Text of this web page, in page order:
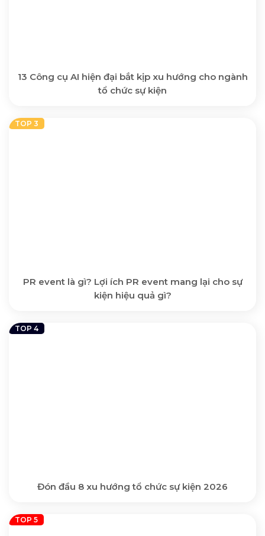
13 Công cụ AI hiện đại bắt kịp xu hướng cho ngành
tổ chức sự kiện
PR event là gì? Lợi ích PR event mang lại cho sự
kiện hiệu quả gì?
Đón đầu 8 xu hướng tổ chức sự kiện 2026